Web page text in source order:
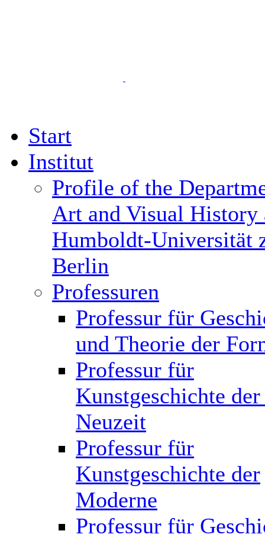
Start
Institut
Profile of the
Art and Visual History
Humboldt-Universität
Berlin
Professuren
Professur für
und Theorie der
Professur für
Kunstgeschichte
Neuzeit
Professur für
Kunstgeschichte der
Moderne
Professur für